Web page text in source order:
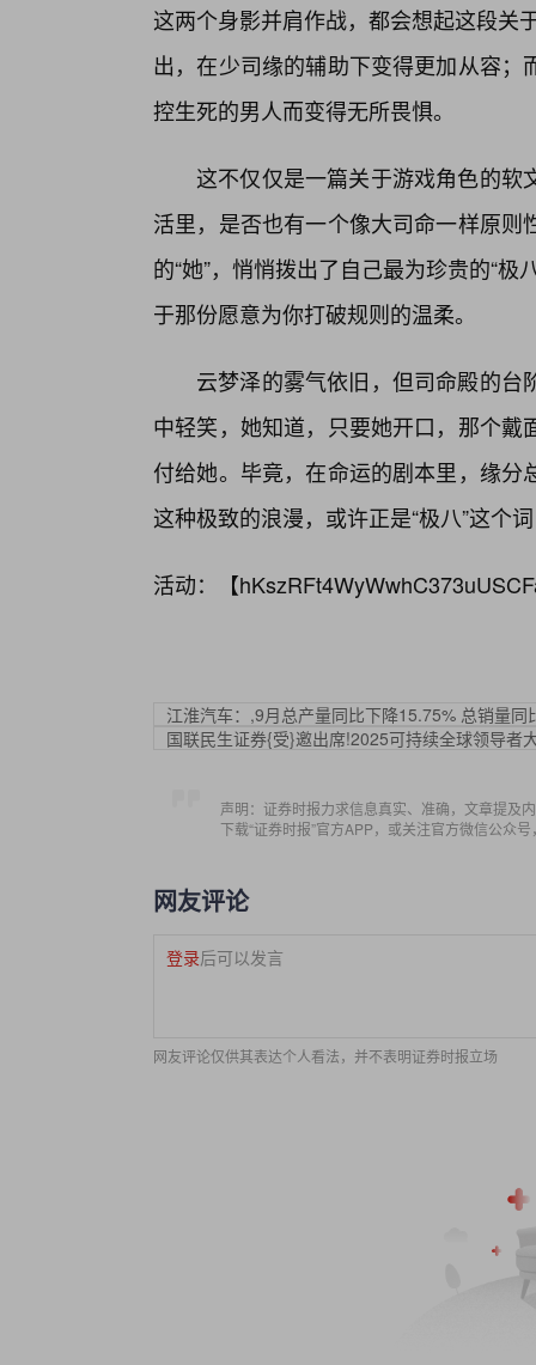
这两个身影并肩作战，都会想起这段关
出，在少司缘的辅助下变得更加从容
控生死的男人而变得无所畏惧。
这不仅仅是一篇关于游戏角色的
活里，是否也有一个像大司命一样原
的“她”，悄悄拨出了自己最为珍贵的“
于那份愿意为你打破规则的温柔。
云梦泽的雾气依旧，但司命殿的
中轻笑，她知道，只要她开口，那个
付给她。毕竟，在命运的剧本里，缘
这种极致的浪漫，或许正是“极八”这个
活动：【
江淮汽车：,9月总产量同比下降15.75% 总销量同
国联民生证券{受}邀出席!2025可持续全球领导者
声明：证券时报力求信息真实、准确，文章提及
下载“证券时报”官方APP，或关注官方微信公众
网友评论
登录后可以发言
网友评论仅供其表达个人看法，并不表明证券时报立场